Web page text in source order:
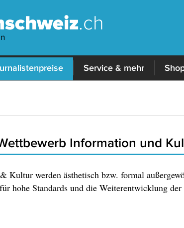
.ch
Service & mehr
Information und
Kultur werden ästhetisch bzw. formal
hohe Standards und die Weiterentwicklung